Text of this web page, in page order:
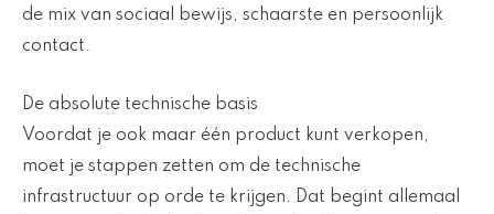
de mix van sociaal bewijs, schaarste en persoonlijk
contact.
De absolute technische basis
Voordat je ook maar één product kunt verkopen,
moet je stappen zetten om de technische
infrastructuur op orde te krijgen. Dat begint allemaal